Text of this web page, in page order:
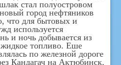
стал полуостровом
город нефтяников
что для бытовых и
используется
и ночь добывается из
топливо. Еше
по железной дороге
Кандагач на Актюбинск,